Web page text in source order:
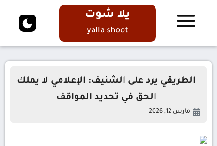
يلا شوت
yalla shoot
الطريقي يرد على الشنيف: الإعلامي لا يملك
الحق في تحديد المواقف
مارس 12, 2026